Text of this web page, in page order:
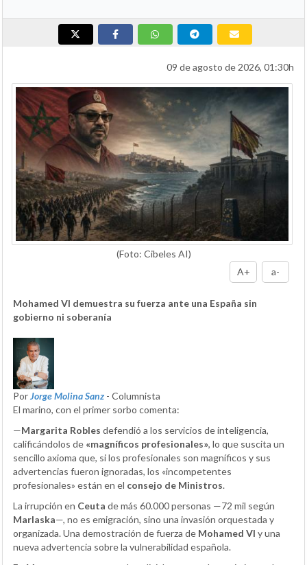
09 de agosto de 2026, 01:30h
(Foto: Cibeles AI)
A+
a-
Mohamed VI demuestra su fuerza ante una España sin
gobierno ni soberanía
PorJorge Molina Sanz - Columnista
El marino, con el primer sorbo comenta:
—Margarita Robles defendió a los servicios de inteligencia,
calificándolos de «magníficos profesionales», lo que suscita un
sencillo axioma que, si los profesionales son magníficos y sus
advertencias fueron ignoradas, los «incompetentes
profesionales» están en el consejo de Ministros.
La irrupción en Ceuta de más 60.000 personas —72 mil según
Marlaska—, no es emigración, sino una invasión orquestada y
organizada. Una demostración de fuerza de Mohamed VI y una
nueva advertencia sobre la vulnerabilidad española.